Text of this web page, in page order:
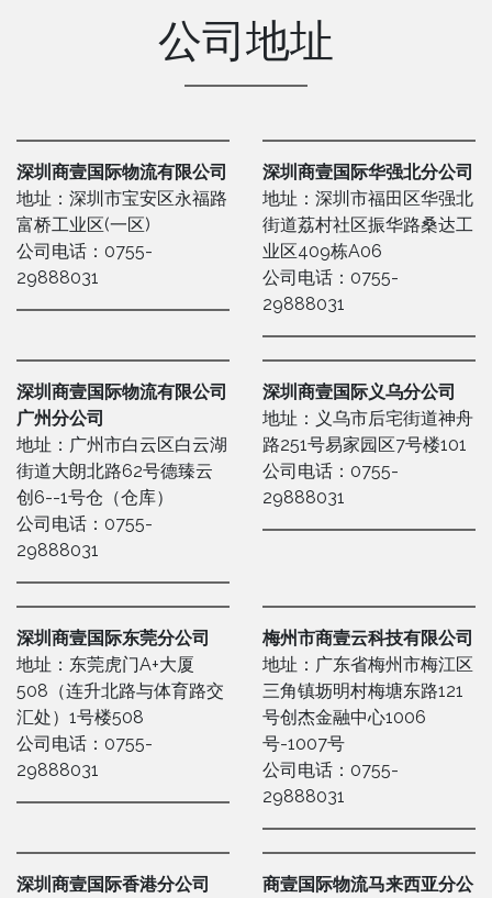
公司地址
深圳商壹国际物流有限公司
地址：深圳市宝安区永福路
富桥工业区(一区)
公司电话：0755-
29888031
深圳商壹国际华强北分公司
地址：深圳市福田区华强北
街道荔村社区振华路桑达工
业区409栋A06
公司电话：0755-
29888031
深圳商壹国际物流有限公司
广州分公司
地址：广州市白云区白云湖
街道大朗北路62号德臻云
创6--1号仓（仓库）
公司电话：0755-
29888031
深圳商壹国际义乌分公司
地址：义乌市后宅街道神舟
路251号易家园区7号楼101
公司电话：0755-
29888031
深圳商壹国际东莞分公司
地址：东莞虎门A+大厦
508（连升北路与体育路交
汇处）1号楼508
公司电话：0755-
29888031
梅州市商壹云科技有限公司
地址：广东省梅州市梅江区
三角镇坜明村梅塘东路121
号创杰金融中心1006
号-1007号
公司电话：0755-
29888031
深圳商壹国际香港分公司
商壹国际物流马来西亚分公